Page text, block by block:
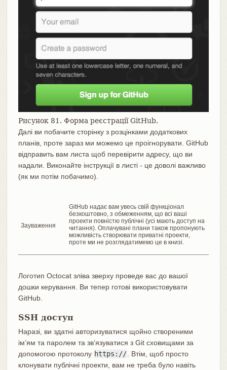
Рисунок 81. Форма реєстрації GitHub.
Далі ви побачите сторінку з розцінками додаткових
планів, проте зараз ми можемо це проігнорувати. GitHub
відправить вам листа щоб перевірити адресу, що ви
надали. Виконайте інструкції в листі - це доволі важливо
(як ми потім побачимо).
Зауваження
GitHub надає вам увесь свій функціонал
безкоштовно, з обмеженням, що всі ваші
проекти повністю публічні (усі мають доступ на
читання). Оплачувані плани також пропонують
можливість створювати приватні проекти,
проте ми не розглядатимемо це в книзі.
Логотип Octocat зліва зверху проведе вас до вашої
дошки керування. Ви тепер готові використовувати
GitHub.
SSH доступ
Наразі, ви здатні авторизуватися щойно створеними
ім’ям та паролем та зв’язуватися з Git сховищами за
допомогою протоколу https://. Втім, щоб просто
клонувати публічні проекти, вам не треба було навіть